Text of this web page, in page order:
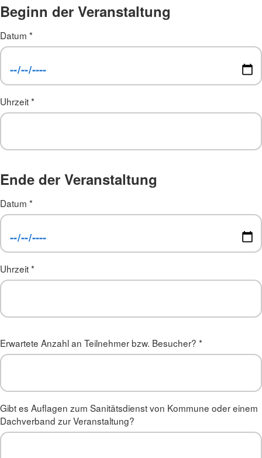
Beginn der Veranstaltung
Datum *
Uhrzeit*
Ende der Veranstaltung
Datum *
Uhrzeit*
Erwartete Anzahl an Teilnehmer bzw. Besucher? *
Gibt es Auflagen zum Sanitätsdienst von Kommune oder einem
Dachverband zur Veranstaltung?